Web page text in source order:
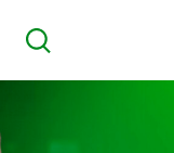
Haku